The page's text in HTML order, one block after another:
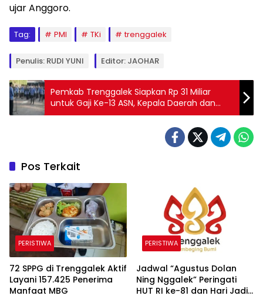
ujar Anggoro.
Tag: PMI TKi trenggalek
Penulis: RUDI YUNI Editor: JAOHAR
Pemkab Trenggalek Siapkan Rp 31 Miliar
untuk Gaji Ke-13 ASN, Kepala Daerah dan
Anggota DPRD
Pos Terkait
PERISTIWA
72 SPPG di Trenggalek Aktif
Layani 157.425 Penerima
Manfaat MBG
PERISTIWA
Jadwal “Agustus Dolan
Ning Nggalek” Peringati
HUT RI ke-81 dan Hari Jadi